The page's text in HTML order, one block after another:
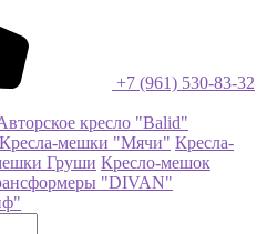
+7 (961) 530-83-32
кресло "Balid"
Кресла-мешки "Мячи" Кресла-
Груши Кресло-мешок
"DIVAN"